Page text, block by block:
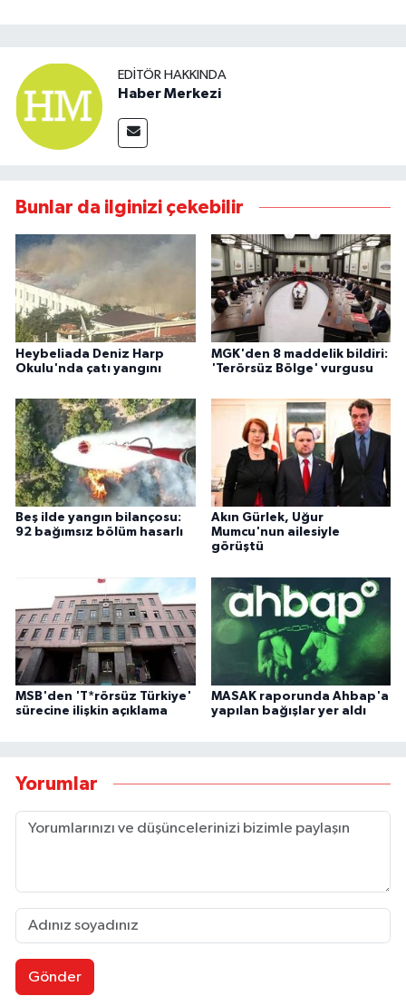
EDITÖR HAKKINDA
Haber Merkezi
Bunlar da ilginizi çekebilir
Heybeliada Deniz Harp
Okulu'nda çatı yangını
MGK'den 8 maddelik bildiri:
'Terörsüz Bölge' vurgusu
Beş ilde yangın bilançosu:
92 bağımsız bölüm hasarlı
Akın Gürlek, Uğur
Mumcu'nun ailesiyle
görüştü
MSB'den 'T*rörsüz Türkiye'
sürecine ilişkin açıklama
MASAK raporunda Ahbap'a
yapılan bağışlar yer aldı
Yorumlar
Gönder